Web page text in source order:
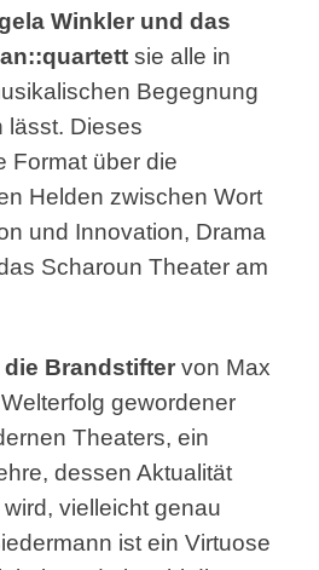
Winkler und das
sie alle in
Begegnung
lässt. Dieses
Format über die
Helden zwischen Wort
und Innovation, Drama
Scharoun Theater am
Brandstifter von Max
gewordener
Theaters, ein
dessen Aktualität
vielleicht genau
ist ein Virtuose